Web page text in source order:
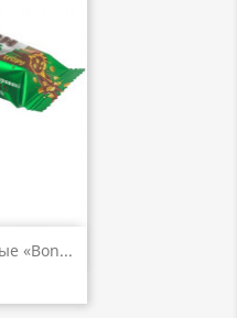
«Bon...